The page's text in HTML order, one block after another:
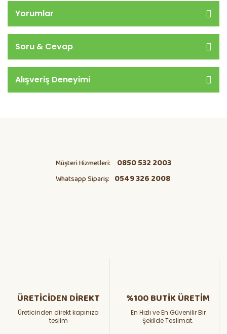
Yorumlar
Soru & Cevap
Alışveriş Deneyimi
Müşteri Hizmetleri: 0850 532 2003
Whatsapp Sipariş: 0549 326 2008
ÜRETİCİDEN DİREKT
Üreticinden direkt kapınıza
teslim
%100 BUTİK ÜRETİM
En Hızlı ve En Güvenilir Bir
Şekilde Teslimat.